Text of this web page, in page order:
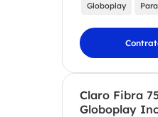
Globoplay
Claro Fibra
Globoplay